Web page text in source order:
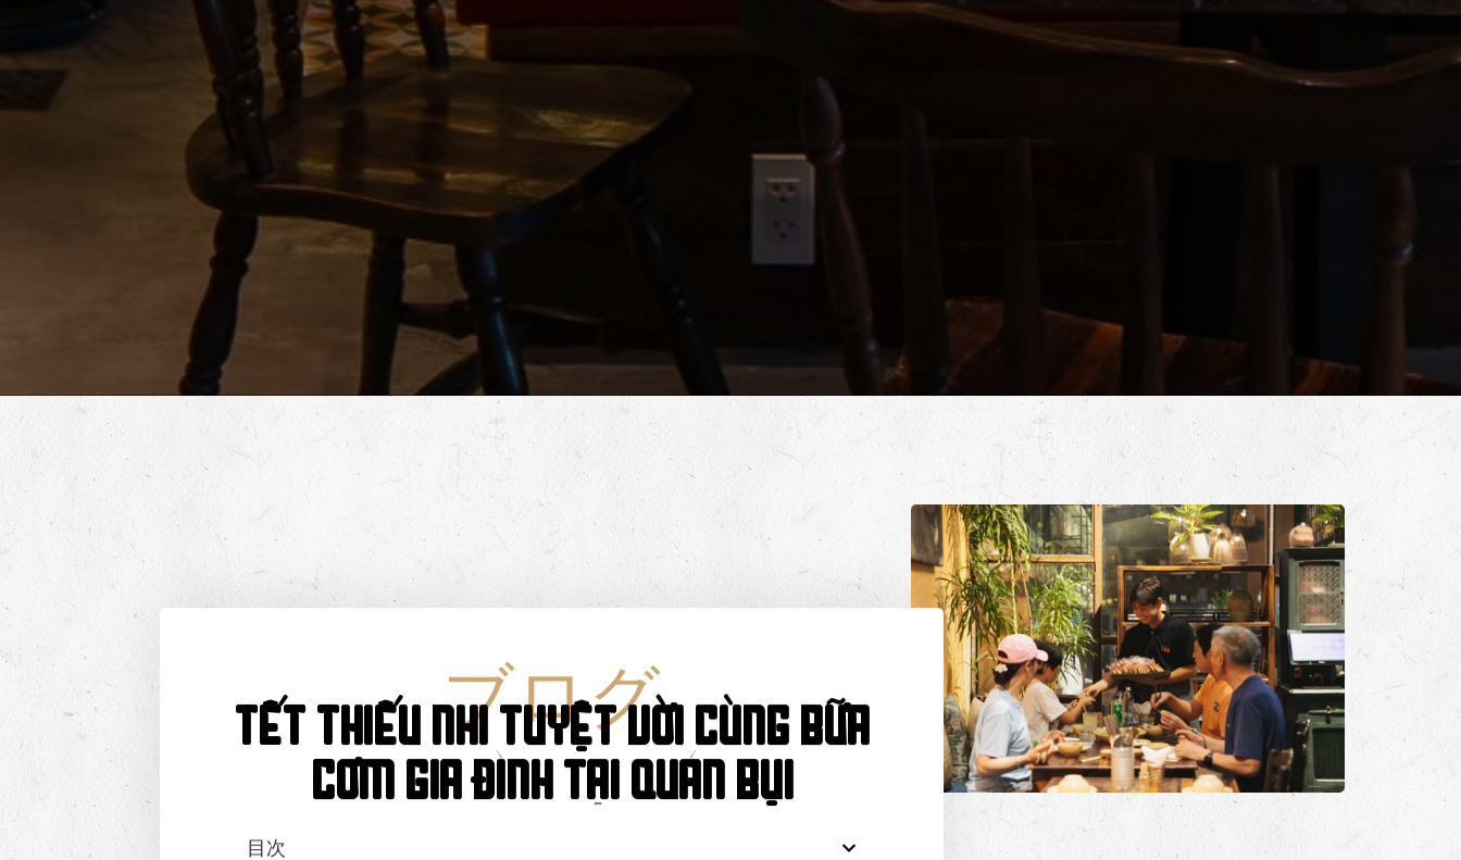
ブログ
Tết Thiếu Nhi Tuyệt Vời Cùng Bữa
Cơm Gia Đình Tại Quán Bụi